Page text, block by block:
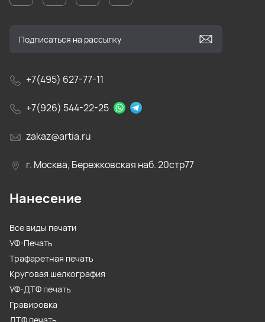
+7(495) 627-77-11
+7(926) 544-22-25
zakaz@artia.ru
г. Москва, Бережковская наб. 20стр77
Нанесение
Все виды печати
УФ-Печать
Трафаретная печать
Круговая шелкография
УФ-ДТФ печать
Гравировка